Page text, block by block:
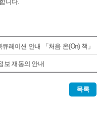
니다.
레이션 안내 「처음 온(On) 책」
보 재동의 안내
목록